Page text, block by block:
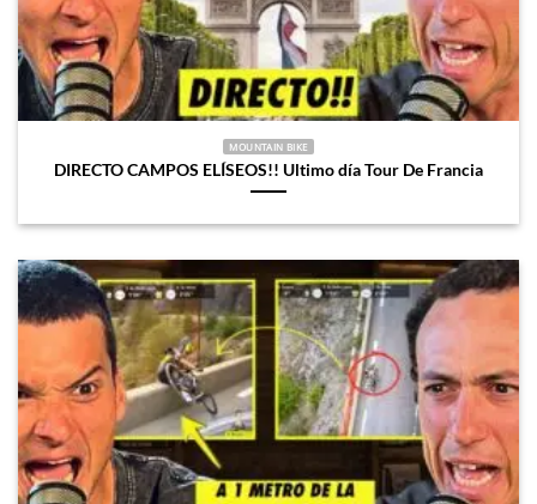
MOUNTAIN BIKE
DIRECTO CAMPOS ELÍSEOS!! Ultimo día Tour De Francia